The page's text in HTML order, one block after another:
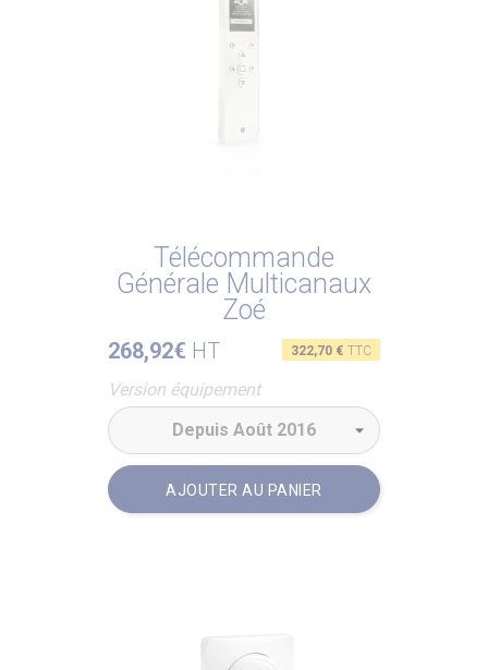
Télécommande
Générale Multicanaux
Zoé
268,92€ HT Prix
322,70 € TTC
Version équipement
AJOUTER AU PANIER